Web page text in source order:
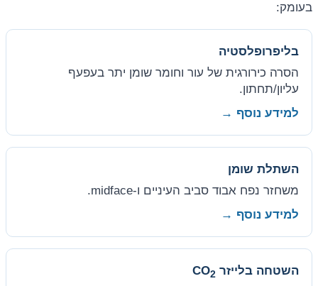
בעומק:
בליפרופלסטיה
הסרה כירורגית של עור וחומר שומן יתר בעפעף
עליון/תחתון.
למידע נוסף →
השתלת שומן
משחזר נפח אבוד סביב העיניים ו-midface.
למידע נוסף →
השטחה בלייזר CO 2